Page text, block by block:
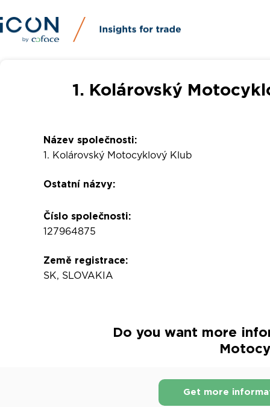
1. Kolárovský
Název společnosti:
1. Kolárovský Motocyklový Klub
Ostatní názvy:
Číslo společnosti:
127964875
Země registrace:
SK, SLOVAKIA
Do you want more
Get more